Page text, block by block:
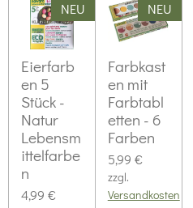
NEU
Eierfarb
en 5
Stück -
Natur
Lebensm
ittelfarbe
n
4,99 €
NEU
Farbkast
en mit
Farbtabl
etten - 6
Farben
5,99 €
zzgl.
Versandkosten